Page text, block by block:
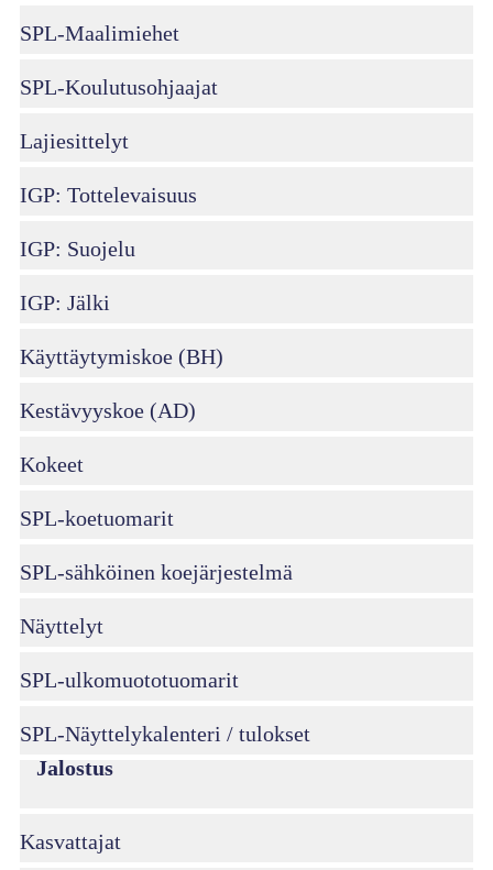
SPL-Maalimiehet
SPL-Koulutusohjaajat
Lajiesittelyt
IGP: Tottelevaisuus
IGP: Suojelu
IGP: Jälki
Käyttäytymiskoe (BH)
Kestävyyskoe (AD)
Kokeet
SPL-koetuomarit
SPL-sähköinen koejärjestelmä
Näyttelyt
SPL-ulkomuototuomarit
SPL-Näyttelykalenteri / tulokset
Jalostus
Kasvattajat